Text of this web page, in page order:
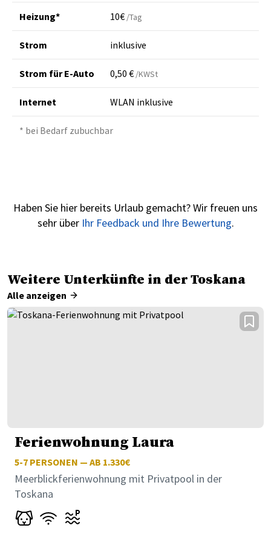
Heizung* 10€ /Tag
Strom inklusive
Strom für E-Auto 0,50 € /KWSt
Internet WLAN inklusive
* bei Bedarf zubuchbar
Haben Sie hier bereits Urlaub gemacht? Wir freuen uns
sehr über Ihr Feedback und Ihre Bewertung.
Weitere Unterkünfte in der Toskana
Alle anzeigen
Ferienwohnung Laura
5-7 PERSONEN — AB 1.330€
Meerblickferienwohnung mit Privatpool in der
Toskana